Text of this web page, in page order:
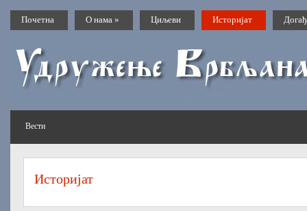
Почетна О нама » Циљеви Историјат
Вести
Историјат